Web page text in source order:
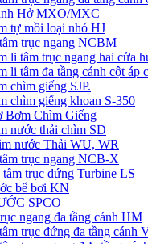
Hở MXO/MXC
tự mồi loại nhỏ HJ
trục ngang NCBM
li tâm trục ngang hai cửa
li tâm đa tầng cánh cột áp
chìm giếng SJP.
chìm giếng khoan S-350
Bơm Chìm Giếng
nước thải chìm SD
nước Thải WU, WR
trục ngang NCB-X
trục đứng Turbine LS
bể bơi KN
SPCO
ngang đa tầng cánh HM
trục đứng đa tầng cánh